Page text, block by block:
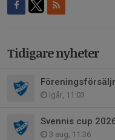
Tidigare nyheter
Igår, 11:03
Svennis cup
3 aug, 11:36